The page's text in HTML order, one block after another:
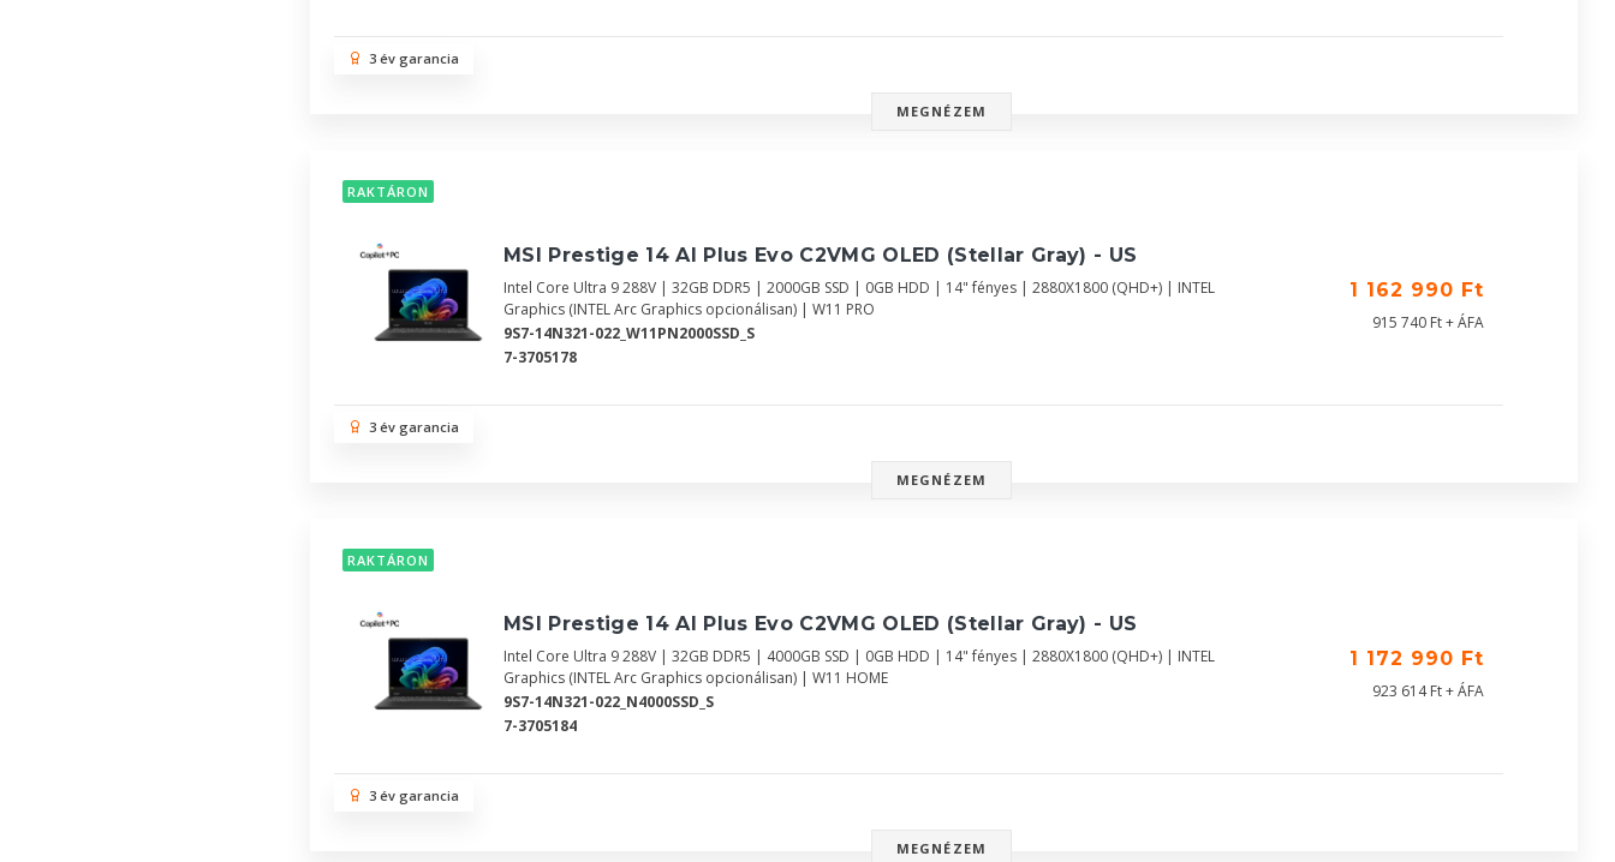
3 év garancia
MEGNÉZEM
RAKTÁRON
MSI Prestige 14 AI Plus Evo C2VMG OLED (Stellar Gray) - US
Intel Core Ultra 9 288V | 32GB DDR5 | 2000GB SSD | 0GB HDD | 14" fényes | 2880X1800 (QHD+) | INTEL
Graphics (INTEL Arc Graphics opcionálisan) | W11 PRO
9S7-14N321-022_W11PN2000SSD_S
7-3705178
1 162 990 Ft
915 740 Ft + ÁFA
3 év garancia
MEGNÉZEM
RAKTÁRON
MSI Prestige 14 AI Plus Evo C2VMG OLED (Stellar Gray) - US
Intel Core Ultra 9 288V | 32GB DDR5 | 4000GB SSD | 0GB HDD | 14" fényes | 2880X1800 (QHD+) | INTEL
Graphics (INTEL Arc Graphics opcionálisan) | W11 HOME
9S7-14N321-022_N4000SSD_S
7-3705184
1 172 990 Ft
923 614 Ft + ÁFA
3 év garancia
MEGNÉZEM